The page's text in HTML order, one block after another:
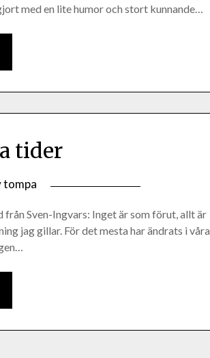
med en lite humor och stort kunnande…
tider
tompa
Sven-Ingvars: Inget är som förut, allt är
jag gillar. För det mesta har ändrats i våra